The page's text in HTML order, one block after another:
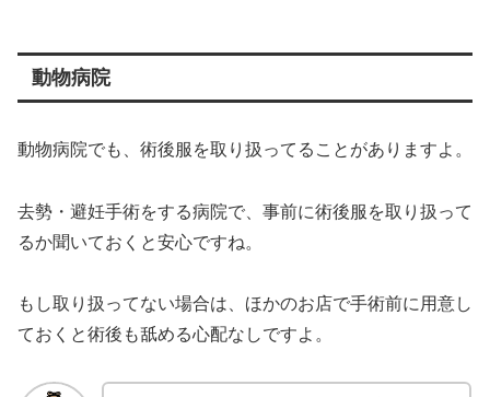
動物病院
動物病院でも、術後服を取り扱ってることがありますよ。
去勢・避妊手術をする病院で、事前に術後服を取り扱って
るか聞いておくと安心ですね。
もし取り扱ってない場合は、ほかのお店で手術前に用意し
ておくと術後も舐める心配なしですよ。